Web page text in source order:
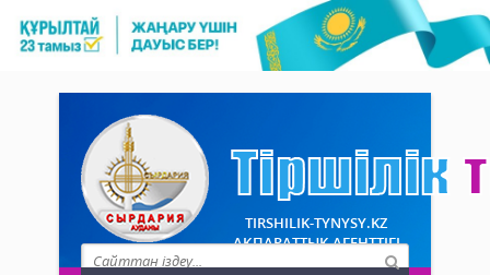
TIRSHILIK-TYNYSY.KZ
АҚПАРАТТЫҚ АГЕНТТІГІ